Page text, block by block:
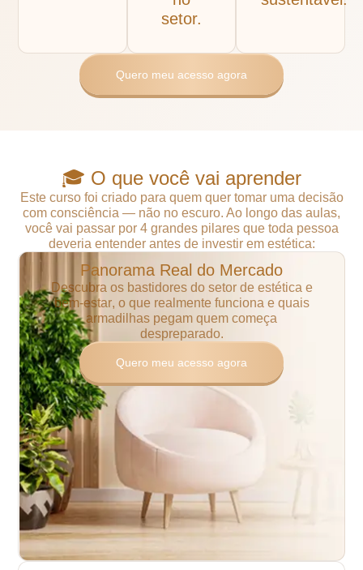
setor.
Quero meu acesso agora
🎓 O que você vai aprender
Este curso foi criado para quem quer tomar uma decisão
com consciência — não no escuro. Ao longo das aulas,
você vai passar por 4 grandes pilares que toda pessoa
deveria entender antes de investir em estética:
Panorama Real do Mercado
Descubra os bastidores do setor de estética e
bem-estar, o que realmente funciona e quais
armadilhas pegam quem começa
despreparado.
Quero meu acesso agora